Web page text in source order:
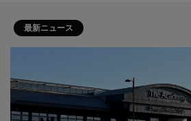
最新ニュース